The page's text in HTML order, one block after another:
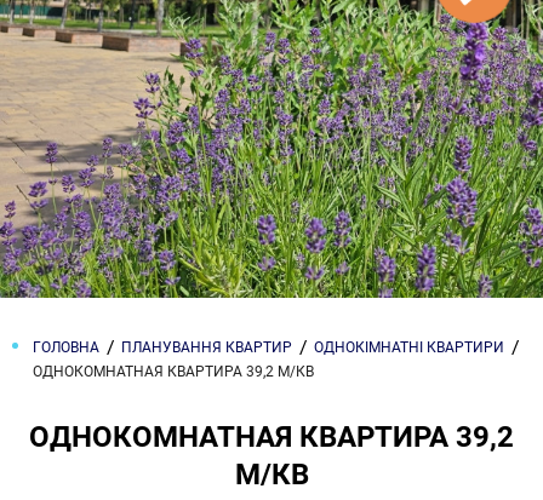
ГОЛОВНА ПЛАНУВАННЯ КВАРТИР
ОДНОКІМНАТНІ КВАРТИРИ
ОДНОКОМНАТНАЯ КВАРТИРА 39,2 М/КВ
ОДНОКОМНАТНАЯ КВАРТИРА 39,2
М/КВ